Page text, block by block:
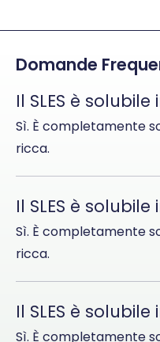
Domande
Il SLES è
Sì. È completamente
ricca.
Il SLES è
Sì. È completamente
ricca.
Il SLES è
Sì. È completamente